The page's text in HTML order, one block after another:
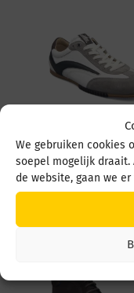
We gebruiken cookies
soepel mogelijk draait.
de website, gaan we
Floris v Bommel
Vlakker 01.06
10215 60-02